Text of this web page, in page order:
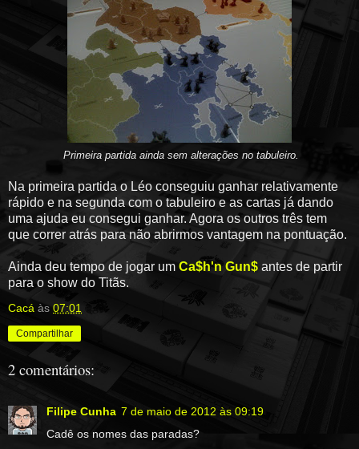
Primeira partida ainda sem alterações no tabuleiro.
Na primeira partida o Léo conseguiu ganhar relativamente
rápido e na segunda com o tabuleiro e as cartas já dando
uma ajuda eu consegui ganhar. Agora os outros três tem
que correr atrás para não abrirmos vantagem na pontuação.
Ainda deu tempo de jogar um Ca$h'n Gun$ antes de partir
para o show do Titãs.
Cacá às 07:01
Compartilhar
2 comentários:
Filipe Cunha 7 de maio de 2012 às 09:19
Cadê os nomes das paradas?